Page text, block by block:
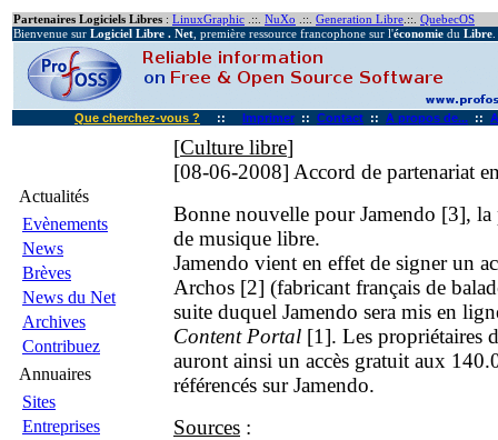
Partenaires Logiciels Libres : LinuxGraphic .::. NuXo .::. Generation Libre .::. QuebecOS
Bienvenue sur Logiciel Libre . Net , première ressource francophone sur l'économie du Libre
Que cherchez-vous ? :: Imprimer :: Contact :: A propos de... ::
Actualités
Evènements
News
Brèves
News du Net
Archives
Contribuez
Annuaires
Sites
Entreprises
[Culture libre]
[08-06-2008] Accord de partenariat
Bonne nouvelle pour Jamendo [3],
de musique libre.
Jamendo vient en effet de signer un
Archos [2] (fabricant français de
suite duquel Jamendo sera mis en
Content Portal [1]. Les propriétaires
auront ainsi un accès gratuit aux
référencés sur Jamendo.
Sources :